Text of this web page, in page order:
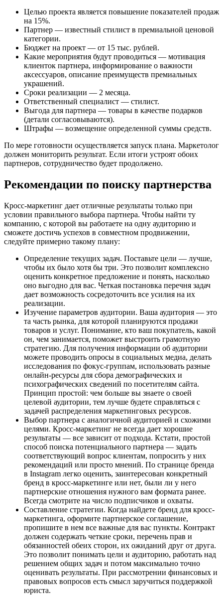
Целью проекта является повышение показателей продаж
на 15%.
Партнер — известный стилист в премиальной ценовой
категории.
Бюджет на проект — от 15 тыс. рублей.
Какие мероприятия будут проводиться — мотивация
клиенток партнера, информирование о важности
аксессуаров, описание преимуществ премиальных
украшений.
Сроки реализации — 2 месяца.
Ответственный специалист — стилист.
Выгода для партнера — товары в качестве подарков
(детали согласовываются).
Штрафы — возмещение определенной суммы средств.
По мере готовности осуществляется запуск плана. Маркетолог
должен мониторить результат. Если итоги устроят обоих
партнеров, сотрудничество будет продолжено.
Рекомендации по поиску партнерства
Кросс-маркетинг дает отличные результаты только при
условии правильного выбора партнера. Чтобы найти ту
компанию, с которой вы работаете на одну аудиторию и
сможете достичь успехов в совместном продвижении,
следуйте примерно такому плану:
Определение текущих задач. Поставьте цели — лучше,
чтобы их было хотя бы три. Это позволит комплексно
оценить конкретное предложение и понять, насколько
оно выгодно для вас. Четкая постановка перечня задач
дает возможность сосредоточить все усилия на их
реализации.
Изучение параметров аудитории. Ваша аудитория — это
та часть рынка, для которой планируются продажи
товаров и услуг. Понимание, кто ваш покупатель, какой
он, чем занимается, поможет выстроить грамотную
стратегию. Для получения информации об аудитории
можете проводить опросы в социальных медиа, делать
исследования по фокус-группам, использовать разные
онлайн-ресурсы для сбора демографических и
психографических сведений по посетителям сайта.
Принцип простой: чем больше вы знаете о своей
целевой аудитории, тем лучше будете справляться с
задачей распределения маркетинговых ресурсов.
Выбор партнера с аналогичной аудиторией и схожими
целями. Кросс-маркетинг не всегда дает хорошие
результаты — все зависит от подхода. Кстати, простой
способ поиска потенциального партнера — задать
соответствующий вопрос клиентам, попросить у них
рекомендаций или просто мнений. По странице бренда
в Instagram легко оценить, заинтересован конкретный
бренд в кросс-маркетинге или нет, были ли у него
партнерские отношения нужного вам формата ранее.
Всегда смотрите на число подписчиков и охваты.
Составление стратегии. Когда найдете бренд для кросс-
маркетинга, оформите партнерское соглашение,
пропишите в нем все важные для вас пункты. Контракт
должен содержать четкие сроки, перечень прав и
обязанностей обеих сторон, их ожиданий друг от друга.
Это позволит понимать цели и аудиторию, работать над
решением общих задач и потом максимально точно
оценивать результаты. При рассмотрении финансовых и
правовых вопросов есть смысл заручиться поддержкой
юриста.